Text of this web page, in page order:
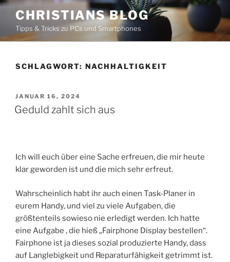
Zum
Inhalt
springen
CHRISTIANS BLOG
Tipps & Tricks zu PCs und Smartphones
SCHLAGWORT: NACHHALTIGKEIT
VERÖFFENTLICHT
AM
JANUAR 16, 2024
Geduld zahlt sich aus
Ich will euch über eine Sache erfreuen, die mir heute
klar geworden ist und die mich sehr erfreut.
Wahrscheinlich habt ihr auch einen Task-Planer in
eurem Handy, und viel zu viele Aufgaben, die
größtenteils sowieso nie erledigt werden. Ich hatte
eine Aufgabe , die hieß „Fairphone Display bestellen“.
Fairphone ist ja dieses sozial produzierte Handy, dass
auf Langlebigkeit und Reparaturfähigkeit getrimmt ist.